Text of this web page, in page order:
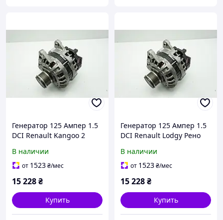
Генератор 125 Ампер 1.5
DCI Renault Kangoo 2
Оригинал 231002949R
В наличии
от 1523₴/мес
15 228₴
Купить
Генератор 125 Ампер 1.5
DCI Renault Lodgy Рено
231002949R
В наличии
от 1523₴/мес
15 228₴
Купить